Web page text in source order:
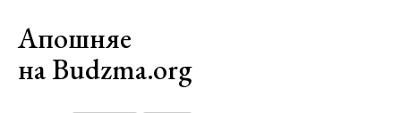
Апошняе
на Budzma.org